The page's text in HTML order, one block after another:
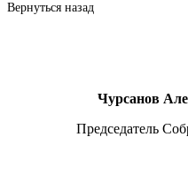
Вернуться назад
Чурсанов
Председатель